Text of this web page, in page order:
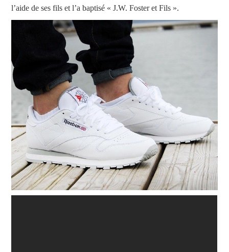
l’aide de ses fils et l’a baptisé « J.W. Foster et Fils ».